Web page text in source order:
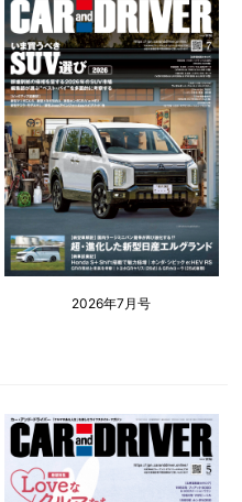
2026年7月号